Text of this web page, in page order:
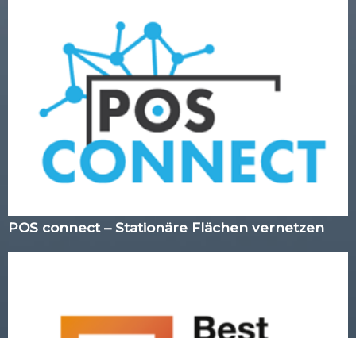
POS connect – Stationäre Flächen vernetzen